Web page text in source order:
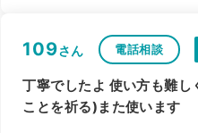
109さん 電話相談
丁寧でしたよ 使い方も難
ことを祈る)また使います